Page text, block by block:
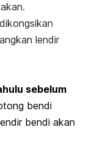
lendir
sebelum
bendi
bendi akan